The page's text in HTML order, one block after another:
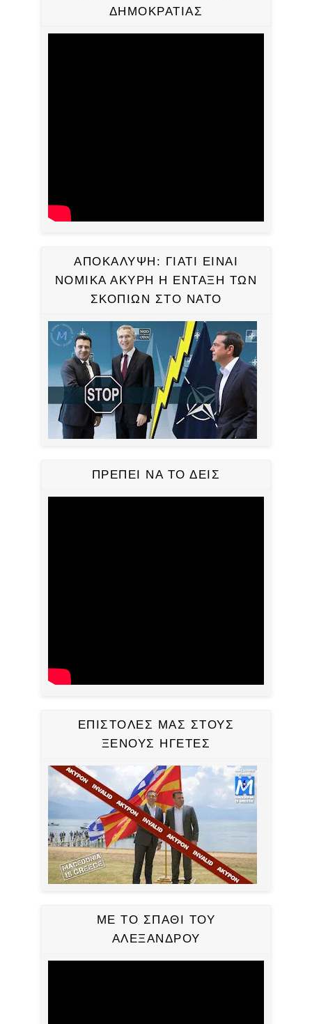
ΔΗΜΟΚΡΑΤΙΑΣ
ΑΠΟΚΑΛΥΨΗ: ΓΙΑΤΙ ΕΙΝΑΙ
ΝΟΜΙΚΑ ΑΚΥΡΗ Η ΕΝΤΑΞΗ ΤΩΝ
ΣΚΟΠΙΩΝ ΣΤΟ ΝΑΤΟ
ΠΡΕΠΕΙ ΝΑ ΤΟ ΔΕΙΣ
ΕΠΙΣΤΟΛΕΣ ΜΑΣ ΣΤΟΥΣ
ΞΕΝΟΥΣ ΗΓΕΤΕΣ
ΜΕ ΤΟ ΣΠΑΘΙ ΤΟΥ
ΑΛΕΞΑΝΔΡΟΥ